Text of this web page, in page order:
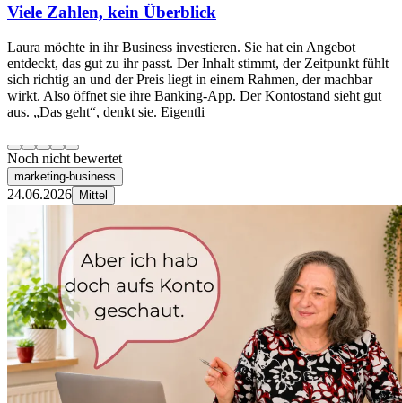
Viele Zahlen, kein Überblick
Laura möchte in ihr Business investieren. Sie hat ein Angebot
entdeckt, das gut zu ihr passt. Der Inhalt stimmt, der Zeitpunkt fühlt
sich richtig an und der Preis liegt in einem Rahmen, der machbar
wirkt. Also öffnet sie ihre Banking-App. Der Kontostand sieht gut
aus. „Das geht“, denkt sie. Eigentli
Noch nicht bewertet
marketing-business
24.06.2026 Mittel